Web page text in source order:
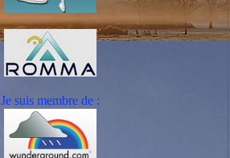
Je suis membre de :